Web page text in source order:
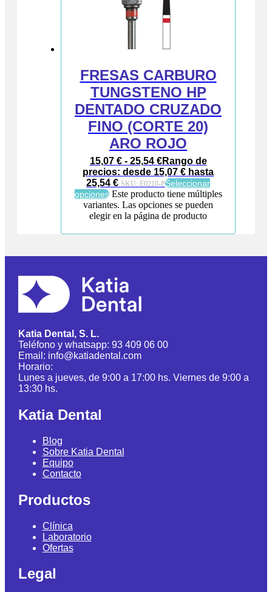
FRESAS CARBURO
TUNGSTENO HP
DENTADO CRUZADO
FINO (CORTE 20)
ARO ROJO
15,07 € - 25,54 €Rango de
precios: desde 15,07 € hasta
25,54 € SKU: E0210-PSeleccionar
opciones Este producto tiene múltiples
variantes. Las opciones se pueden
elegir en la página de producto
Katia Dental, S. L.
Teléfono y whatsapp: 93 409 06 00
Email: info@katiadental.com
Horario:
Lunes a jueves, de 9:00 a 17:00 hs. Viernes de 9:00 a
13:30 hs.
Katia Dental
Blog
Sobre Katia Dental
Equipo
Contacto
Productos
Clínica
Laboratorio
Ofertas
Legal